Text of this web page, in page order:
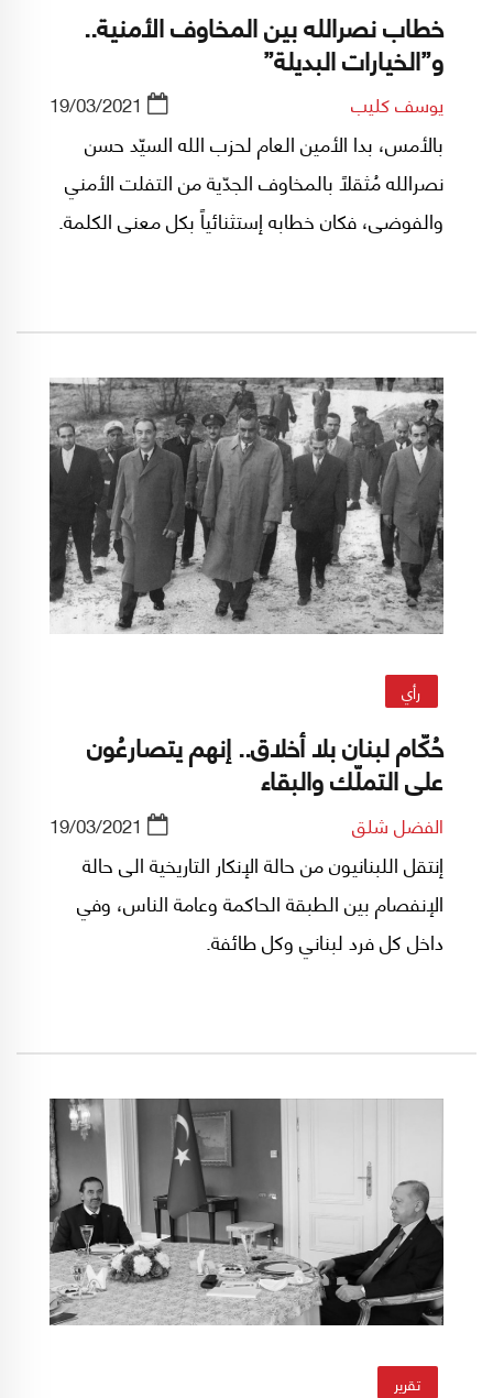
خطاب نصرالله بين المخاوف الأمنية..
و”الخيارات البديلة”
يوسف كليب 19/03/2021
بالأمس، بدا الأمين العام لحزب الله السيّد حسن
نصرالله مُثقلاً بالمخاوف الجدّية من التفلت الأمني
والفوضى، فكان خطابه إستثنائياً بكل معنى الكلمة.
رأي
حُكّام لبنان بلا أخلاق.. إنهم يتصارعُون
على التملّك والبقاء
الفضل شلق 19/03/2021
إنتقل اللبنانيون من حالة الإنكار التاريخية الى حالة
الإنفصام بين الطبقة الحاكمة وعامة الناس، وفي
داخل كل فرد لبناني وكل طائفة.
تقرير